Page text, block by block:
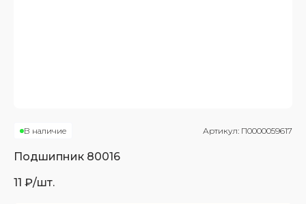
В наличие Артикул: П0000059617
Подшипник 80016
11 ₽/шт.